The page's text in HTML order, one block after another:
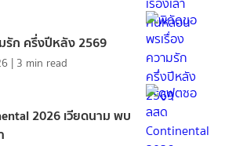
รัก ครึ่งปีหลัง 2569
| 3 min read
2026 เวียดนาม พบ